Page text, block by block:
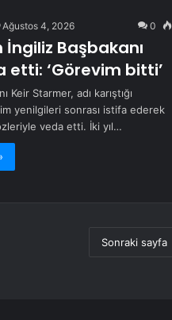
Ağustos 4, 2026 0
Başbakanı
etti: ‘Görevim bitti’
Keir Starmer, adı karıştığı
yenilgileri sonrası istifa ederek
veda etti. İki yıl…
Sonraki sayfa